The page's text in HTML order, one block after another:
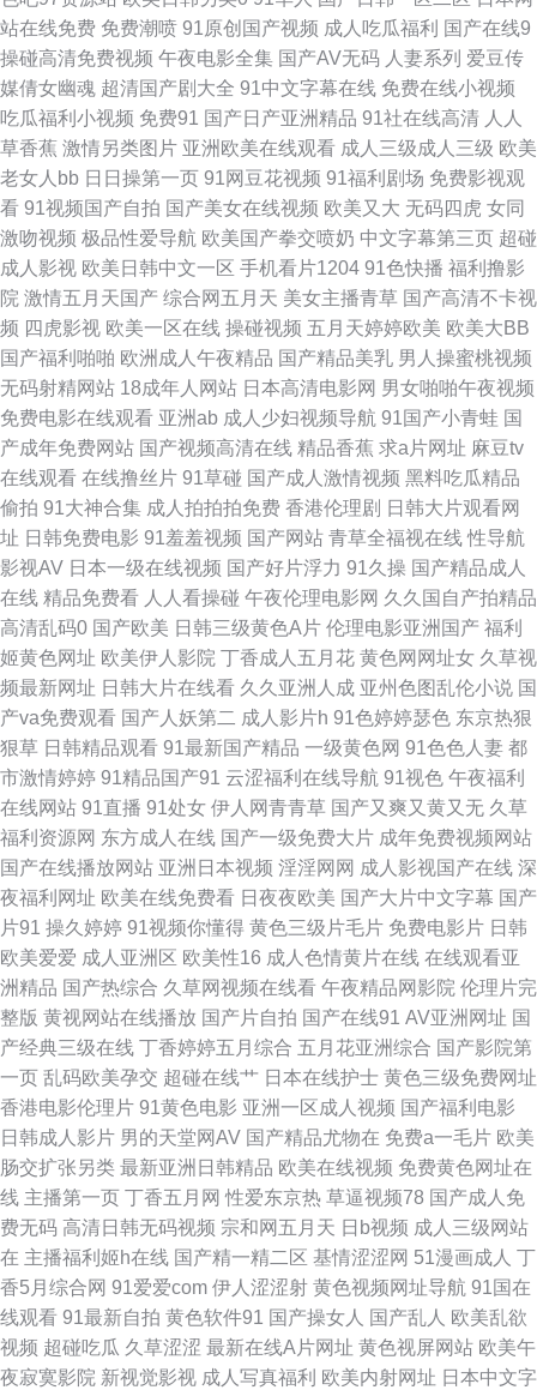
系列 色综合福利导航 中文字幕16p 97综合激情 岛国VA 激情午夜网站 欧美高
清色图 手机看片福利国产 在线中文字十页 超碰伊人网 激情五月瑟瑟 青青伊
人大香蕉 香蕉国际av 91茄子在线看 超碰天天操 黑丝肉丝人妻 免费三级欧韩
日韩色导航 91九色夫妻绿帽 a片网站视频 后入巨乳国产 欧美一性 午夜福利
尤物 91精品色 超碰人人大 黄色污版 欧美风骚A片 四虎影院色 91探花一区在
线 福利av网 狼友色综合 日本黄色黄冈视频 亚洲97在线 91丝袜在线视频 成
人dy亚洲 九九热自拍 欧美淫乱一二三区 午夜狼窝AV 97超碰日韩电影 国产
25页 老湿影院免费看 日韩熟女AⅤ视频 影音先锋福利资源 99东京热 国产ts
在线观看 老司机福院视频 丝袜AV五月天堂 91激情双飞 超碰欧美超模人人
黑料自拍网 欧美a四级片 四虎人妻影院 91海角视频 成人浮力影院 激情四方
色播 欧美一卡二卡 影音先锋色天堂 超碰96在线免费 黄色短片合集 欧美孕妇
性交 午夜桃色18 91婷婷涩涩 大香蕉伊人網 玖草资源网站 日韩激情福利 91
在线观看 国产线路一区进入 欧美日韩簧片 午夜激情导航 97超碰qv 国产免费
美女大片 欧美变态区 丝袜性爱影片 91视额 韩国午夜AV 日本a级电影久久 在
线色ab 草草影院韩国 韩日三级网站 欧美亚成人网 午夜影院a 97超碰情侣自
拍 国产精品夜夜 欧美人妻BBw 伊人综合大香蕉 肏屄天天肏屄 激情文学影院
色色92 91夫妻交友视频 超碰在线欧美 精品精品99 日本A视频 亚洲天堂第一
网 成人午夜精品一级 女人的天堂网 五月天二区 91熟妇视频在线 韩国二级无
码 人妻香蕉网 亚洲情侣自拍91 AV东方无码 韩国av在線 日本不卡影院 最新
日韩欧美A网 福利淫导航 男人影音黄总在线 婷婷网天堂网 91午夜黄色影院
国产叫床 男人影院女人影院 五月天色色激情网 www人人色 极品五月花综合
日韩午夜精品 91热爆伪娘 豆花视频制服资源 男人色色网 无码一卡 91在线大
神超碰 国产观看 青娱福利视频在线 在线免费91 超碰最新91大神 久久性交网
站在线免费 免费潮喷 91原创国产视频 成人吃瓜福利 国产在线9
操碰高清免费视频 午夜电影全集 国产AV无码 人妻系列 爱豆传
媒倩女幽魂 超清国产剧大全 91中文字幕在线 免费在线小视频
吃瓜福利小视频 免费91 国产日产亚洲精品 91社在线高清 人人
草香蕉 激情另类图片 亚洲欧美在线观看 成人三级成人三级 欧美
老女人bb 日日操第一页 91网豆花视频 91福利剧场 免费影视观
看 91视频国产自拍 国产美女在线视频 欧美又大 无码四虎 女同
激吻视频 极品性爱导航 欧美国产拳交喷奶 中文字幕第三页 超碰
成人影视 欧美日韩中文一区 手机看片1204 91色快播 福利撸影
院 激情五月天国产 综合网五月天 美女主播青草 国产高清不卡视
频 四虎影视 欧美一区在线 操碰视频 五月天婷婷欧美 欧美大BB
国产福利啪啪 欧洲成人午夜精品 国产精品美乳 男人操蜜桃视频
无码射精网站 18成年人网站 日本高清电影网 男女啪啪午夜视频
免费电影在线观看 亚洲ab 成人少妇视频导航 91国产小青蛙 国
产成年免费网站 国产视频高清在线 精品香蕉 求a片网址 麻豆tv
在线观看 在线撸丝片 91草碰 国产成人激情视频 黑料吃瓜精品
偷拍 91大神合集 成人拍拍拍免费 香港伦理剧 日韩大片观看网
址 日韩免费电影 91羞羞视频 国产网站 青草全福视在线 性导航
影视AV 日本一级在线视频 国产好片浮力 91久操 国产精品成人
在线 精品免费看 人人看操碰 午夜伦理电影网 久久国自产拍精品
高清乱码0 国产欧美 日韩三级黄色A片 伦理电影亚洲国产 福利
姬黄色网址 欧美伊人影院 丁香成人五月花 黄色网网址女 久草视
频最新网址 日韩大片在线看 久久亚洲人成 亚州色图乱伦小说 国
产va免费观看 国产人妖第二 成人影片h 91色婷婷瑟色 东京热狠
狠草 日韩精品观看 91最新国产精品 一级黄色网 91色色人妻 都
市激情婷婷 91精品国产91 云涩福利在线导航 91视色 午夜福利
在线网站 91直播 91处女 伊人网青青草 国产又爽又黄又无 久草
福利资源网 东方成人在线 国产一级免费大片 成年免费视频网站
国产在线播放网站 亚洲日本视频 淫淫网网 成人影视国产在线 深
夜福利网址 欧美在线免费看 日夜夜欧美 国产大片中文字幕 国产
片91 操久婷婷 91视频你懂得 黄色三级片毛片 免费电影片 日韩
欧美爱爱 成人亚洲区 欧美性16 成人色情黄片在线 在线观看亚
洲精品 国产热综合 久草网视频在线看 午夜精品网影院 伦理片完
整版 黄视网站在线播放 国产片自拍 国产在线91 AV亚洲网址 国
产经典三级在线 丁香婷婷五月综合 五月花亚洲综合 国产影院第
一页 乱码欧美孕交 超碰在线艹 日本在线护士 黄色三级免费网址
香港电影伦理片 91黄色电影 亚洲一区成人视频 国产福利电影
日韩成人影片 男的天堂网AV 国产精品尤物在 免费a一毛片 欧美
肠交扩张另类 最新亚洲日韩精品 欧美在线视频 免费黄色网址在
线 主播第一页 丁香五月网 性爱东京热 草逼视频78 国产成人免
费无码 高清日韩无码视频 宗和网五月天 日b视频 成人三级网站
在 主播福利姬h在线 国产精一精二区 基情涩涩网 51漫画成人 丁
香5月综合网 91爱爱com 伊人涩涩射 黄色视频网址导航 91国在
线观看 91最新自拍 黄色软件91 国产操女人 国产乱人 欧美乱欲
视频 超碰吃瓜 久草涩涩 最新在线A片网址 黄色视屏网站 欧美午
夜寂寞影院 新视觉影视 成人写真福利 欧美内射网址 日本中文字